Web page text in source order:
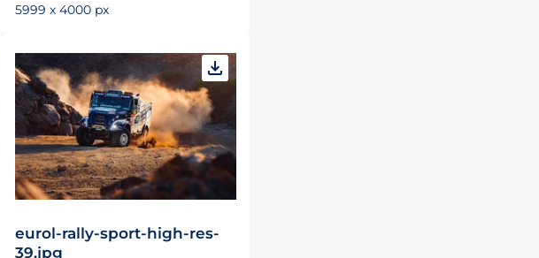
5999 x 4000 px
eurol-rally-sport-high-res-
39.jpg